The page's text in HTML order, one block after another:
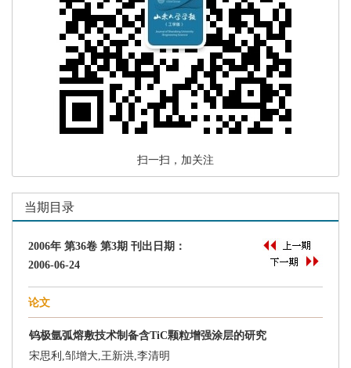
扫一扫，加关注
宋思利,邹增大,王新洪,李清明